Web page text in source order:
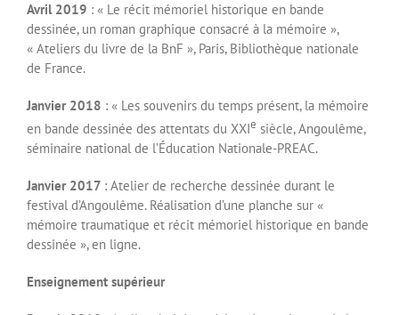
Avril 2019 : « Le récit mémoriel historique en bande
dessinée, un roman graphique consacré à la mémoire »,
« Ateliers du livre de la BnF », Paris, Bibliothèque nationale
de France.
Janvier 2018 : « Les souvenirs du temps présent, la mémoire
en bande dessinée des attentats du XXIe siècle, Angoulême,
séminaire national de l’Éducation Nationale-PREAC.
Janvier 2017 : Atelier de recherche dessinée durant le
festival d’Angoulême. Réalisation d’une planche sur «
mémoire traumatique et récit mémoriel historique en bande
dessinée », en ligne.
Enseignement supérieur